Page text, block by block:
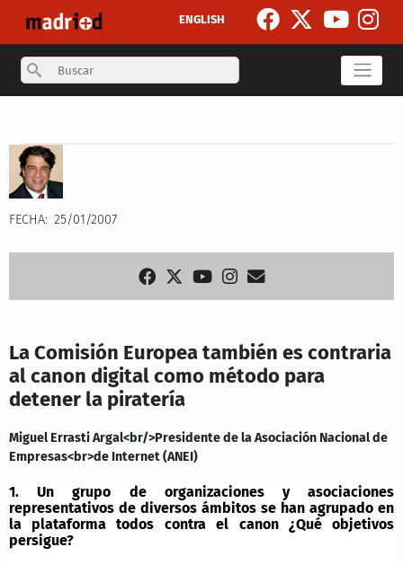
ENGLISH
Search
FECHA 25/01/2007
La Comisión Europea también es contraria
al canon digital como método para
detener la piratería
Miguel Errasti Argal<br/>Presidente de la Asociación Nacional de
Empresas<br>de Internet (ANEI)
1. Un grupo de organizaciones y asociaciones
representativos de diversos ámbitos se han agrupado en
la plataforma todos contra el canon ¿Qué objetivos
persigue?